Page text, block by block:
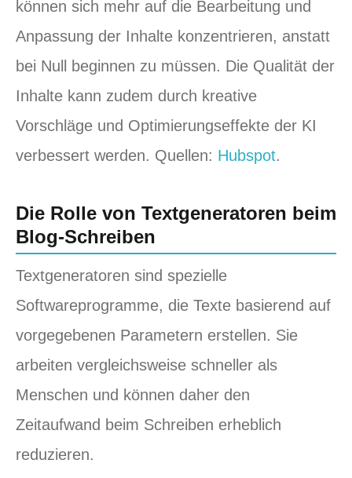
können sich mehr auf die Bearbeitung und
Anpassung der Inhalte konzentrieren, anstatt
bei Null beginnen zu müssen. Die Qualität der
Inhalte kann zudem durch kreative
Vorschläge und Optimierungseffekte der KI
verbessert werden. Quellen: Hubspot.
Die Rolle von Textgeneratoren beim
Blog-Schreiben
Textgeneratoren sind spezielle
Softwareprogramme, die Texte basierend auf
vorgegebenen Parametern erstellen. Sie
arbeiten vergleichsweise schneller als
Menschen und können daher den
Zeitaufwand beim Schreiben erheblich
reduzieren.